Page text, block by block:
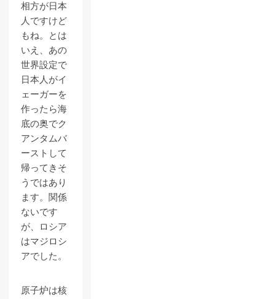
相方が日本
人ですけど
もね。とは
いえ、あの
世界設定で
日本人がイ
ェーガーを
作ったら海
底の奥でク
アンタムバ
ーストして
帰ってきそ
うではあり
ます。関係
ないです
が、ロシア
はマジロシ
アでした。
原子炉は核